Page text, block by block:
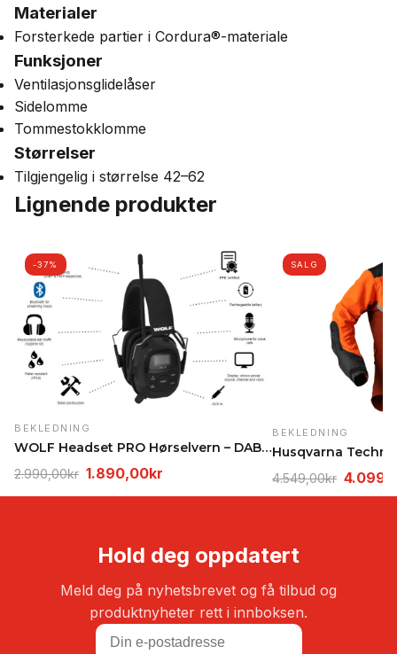
Materialer
Forsterkede partier i Cordura®-materiale
Funksjoner
Ventilasjonsglidelåser
Sidelomme
Tommestokklomme
Størrelser
Tilgjengelig i størrelse 42–62
Lignende produkter
-37%
BEKLEDNING
WOLF Headset PRO Hørselvern – DAB+, FM og Bluetoot…
2.990,00kr Opprinnelig
pris
1.890,00kr
pris
SALG
BEKLEDNING
4.549,00kr
pris
Hold deg oppdatert
Meld deg på nyhetsbrevet og få tilbud og
produktnyheter rett i innboksen.